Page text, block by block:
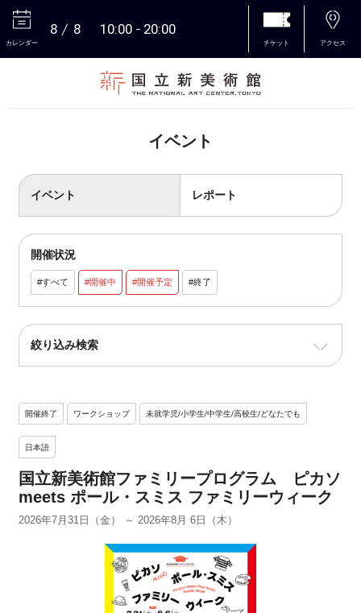
カレンダー
8 8 10:00 20:00
チケット アクセス
イベント
イベント レポート
開催状況
#すべて #開催中 #開催予定 #終了
絞り込み検索
開催終了 ワークショップ 未就学児/小学生/中学生/高校生/どなたでも
日本語
国立新美術館ファミリープログラム ピカソ
meets ポール・スミス ファミリーウィーク
2026年7月31日（金） ～ 2026年8月 6日（木）